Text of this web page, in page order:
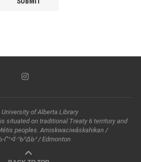
University of Alberta Library
situated on traditional Treaty 6 territory and
peoples. Amiskwaciwâskahikan /
/ Edmonton